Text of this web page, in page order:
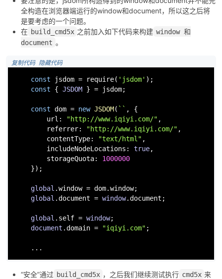
全构造在浏览器端运行的window和document，所以这之后将
是要考虑的一个问题。
在 build_cmd5x 之前加入如下代码来构建 window 和
document 。
复制代码 隐藏代码
const jsdom = require( 'jsdom' );
const { JSDOM } = jsdom;
const dom = new JSDOM( `` , {
url : "http://www.iqiyi.com/" ,
referrer: "http://www.iqiyi.com/" ,
contentType: "text/html" ,
includeNodeLocations : true,
storageQuota: 1000000
});
global .window = dom.window;
global .document = window.document ;
global . self = window;
document .domain = "iqiyi.com" ;
“安全”通过 build_cmd5x ，之后我们继续测试执行 cmd5x 来